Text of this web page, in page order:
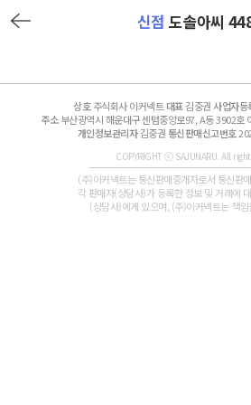
신점 도솔아씨
상호주식회사 이커넥트대표김중권사업자등
주소부산광역시 해운대구 센텀중앙로97, A동 3902
개인정보관리자김중권 통신판매신고번호
COPYRIGHT ⓒ SAJUNARU. All
(주)이커넥트는 통신판매중개자로서 통신판
각 판매자(상담사)가 등록한 정보 및 거래에
(상담사)에게 있으며, (주)이커넥트는 책